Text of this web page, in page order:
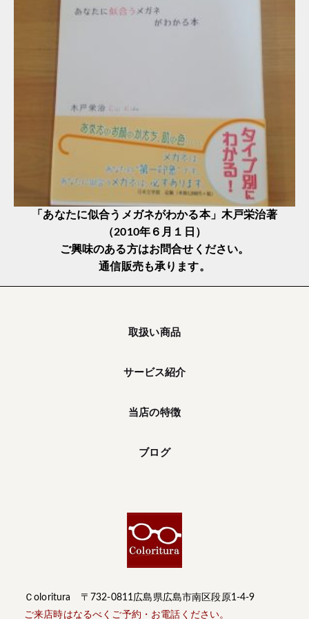
「あなたに似合うメガネがわかる本」木戸栄治著
（2010年６月１日）
ご興味のある方はお問合せください。
通信販売も承ります。
取扱い商品
サービス紹介
当店の特徴
ブログ
Ｃoloritura 〒732-0811広島県広島市南区段原1-4-9
ご来店時はなるべくご予約・お電話ください。